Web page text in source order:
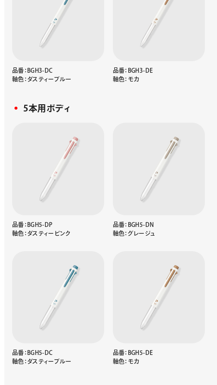
品番：BGH3-DC
軸色：ダスティーブルー
品番：BGH3-DE
軸色：モカ
5本用ボディ
品番：BGH5-DP
軸色：ダスティーピンク
品番：BGH5-DN
軸色：グレージュ
品番：BGH5-DC
軸色：ダスティーブルー
品番：BGH5-DE
軸色：モカ